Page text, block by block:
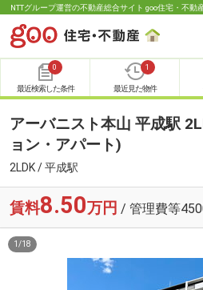
NTTグループ運営の不動産総合サイト goo住宅・不動
0
最近検索した条件
1
最近見た物件
アーバニスト本山 平成駅
ョン・アパート)
2LDK / 平成駅
賃料8.50万円 / 管理費等
1 /18